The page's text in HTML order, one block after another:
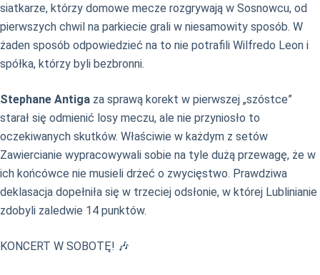
siatkarze, którzy domowe mecze rozgrywają w Sosnowcu, od
pierwszych chwil na parkiecie grali w niesamowity sposób. W
żaden sposób odpowiedzieć na to nie potrafili Wilfredo Leon i
spółka, którzy byli bezbronni.
Stephane Antiga za sprawą korekt w pierwszej „szóstce”
starał się odmienić losy meczu, ale nie przyniosło to
oczekiwanych skutków. Właściwie w każdym z setów
Zawiercianie wypracowywali sobie na tyle dużą przewagę, że w
ich końcówce nie musieli drżeć o zwycięstwo. Prawdziwa
deklasacja dopełniła się w trzeciej odsłonie, w której Lublinianie
zdobyli zaledwie 14 punktów.
KONCERT W SOBOTĘ! 🎶